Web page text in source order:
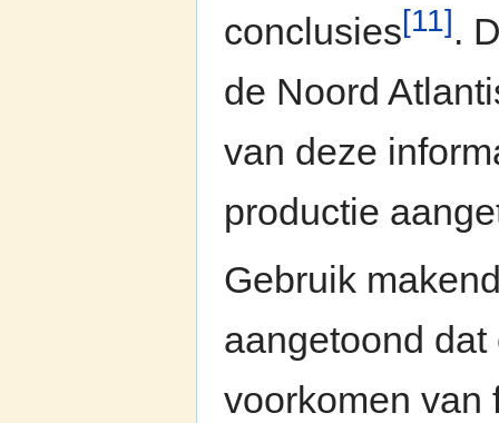
conclusies[11].
de Noord
van deze
productie
Gebruik
aangetoond
voorkomen van